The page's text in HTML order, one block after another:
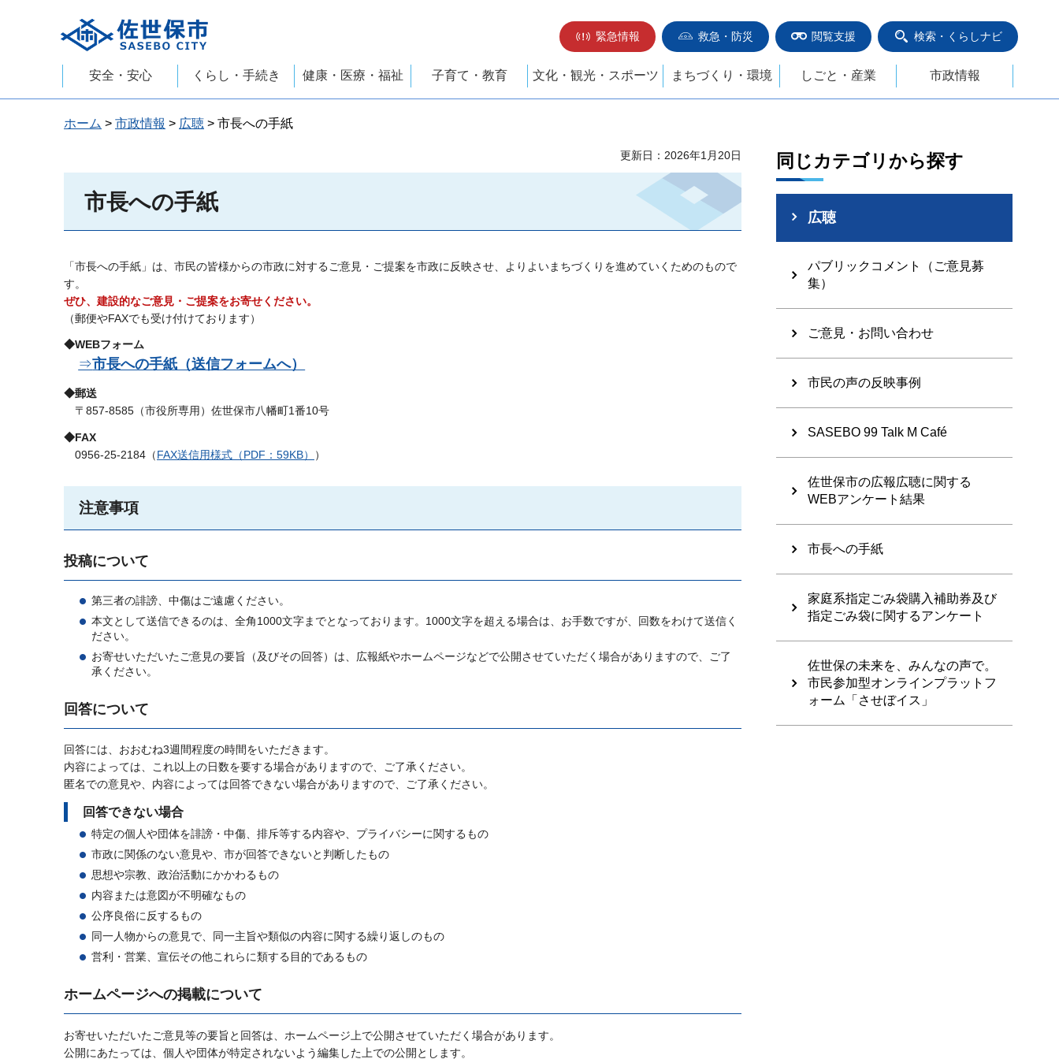
佐世保市
緊急情報
救急・防災 閲覧支援 検索・くらしナビ
安全・安心 くらし・手続き 健康・医療・福祉 子育て・教育 文化・観光・スポーツ まちづくり・環境 しごと・産業 市政情報
ホーム > 市政情報 > 広聴 > 市長への手紙
更新日：2026年1月20日
市長への手紙
「市長への手紙」は、市民の皆様からの市政に対するご意見・ご提案を市政に反映させ、よりよいまちづくりを進めていくためのもので
す。
ぜひ、建設的なご意見・ご提案をお寄せください。
（郵便やFAXでも受け付けております）
◆WEBフォーム
⇒市長への手紙（送信フォームへ）
◆郵送
〒 857-8585（市役所専用）佐世保市八幡町1番10号
◆FAX
0956-25-2184（FAX送信用様式（PDF：59KB） ）
注意事項
投稿について
第三者の誹謗、中傷はご遠慮ください。
本文として送信できるのは、全角1000文字までとなっております。1000文字を超える場合は、お手数ですが、回数をわけて送信く
ださい。
お寄せいただいたご意見の要旨（及びその回答）は、広報紙やホームページなどで公開させていただく場合がありますので、ご了
承ください。
回答について
回答には、おおむね3週間程度の時間をいただきます。
内容によっては、これ以上の日数を要する場合がありますので、ご了承ください。
匿名での意見や、内容によっては回答できない場合がありますので、ご了承ください。
回答できない場合
特定の個人や団体を誹謗・中傷、排斥等する内容や、プライバシーに関するもの
市政に関係のない意見や、市が回答できないと判断したもの
思想や宗教、政治活動にかかわるもの
内容または意図が不明確なもの
公序良俗に反するもの
同一人物からの意見で、同一主旨や類似の内容に関する繰り返しのもの
営利・営業、宣伝その他これらに類する目的であるもの
ホームページへの掲載について
お寄せいただいたご意見等の要旨と回答は、ホームページ上で公開させていただく場合があります。
公開にあたっては、個人や団体が特定されないよう編集した上での公開とします。
同じカテゴリから探す
広聴
パブリックコメント（ご意見募
集）
ご意見・お問い合わせ
市民の声の反映事例
SASEBO 99 Talk M Café
佐世保市の広報広聴に関する
WEBアンケート結果
市長への手紙
家庭系指定ごみ袋購入補助券及び
指定ごみ袋に関するアンケート
佐世保の未来を、みんなの声で。
市民参加型オンラインプラットフ
ォーム「させぼイス」